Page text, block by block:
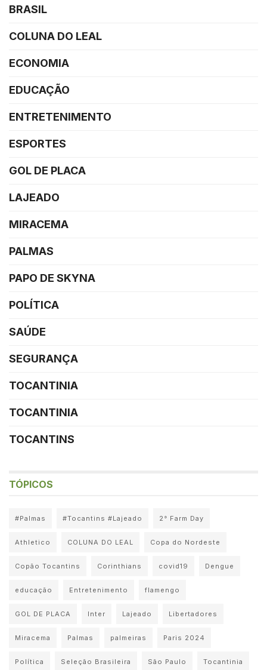
BRASIL
COLUNA DO LEAL
ECONOMIA
EDUCAÇÃO
ENTRETENIMENTO
ESPORTES
GOL DE PLACA
LAJEADO
MIRACEMA
PALMAS
PAPO DE SKYNA
POLÍTICA
SAÚDE
SEGURANÇA
TOCANTINIA
TOCANTINIA
TOCANTINS
TÓPICOS
#Palmas #Tocantins #Lajeado 2° Farm Day
Athletico COLUNA DO LEAL Copa do Nordeste
Copão Tocantins Corinthians covid19 Dengue
educação Entretenimento flamengo
GOL DE PLACA Inter Lajeado Libertadores
Miracema Palmas palmeiras Paris 2024
Política Seleção Brasileira São Paulo Tocantinia